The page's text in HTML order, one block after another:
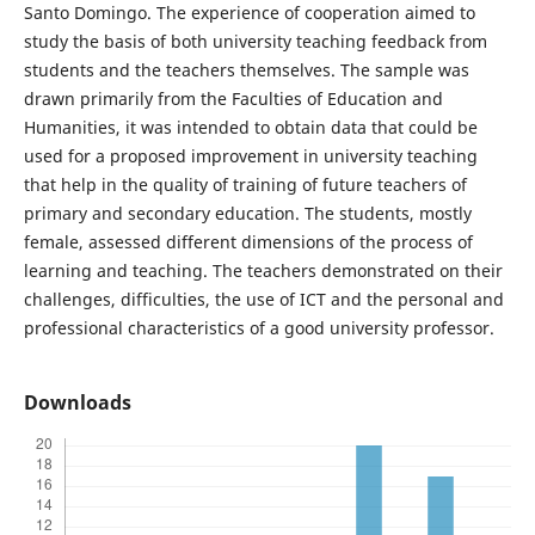
Santo Domingo. The experience of cooperation aimed to
study the basis of both university teaching feedback from
students and the teachers themselves. The sample was
drawn primarily from the Faculties of Education and
Humanities, it was intended to obtain data that could be
used for a proposed improvement in university teaching
that help in the quality of training of future teachers of
primary and secondary education. The students, mostly
female, assessed different dimensions of the process of
learning and teaching. The teachers demonstrated on their
challenges, difficulties, the use of ICT and the personal and
professional characteristics of a good university professor.
Downloads